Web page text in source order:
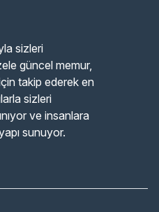
sizleri
güncel memur,
takip ederek en
sizleri
ve insanlara
sunuyor.